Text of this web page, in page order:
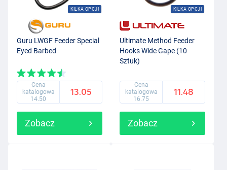
KILKA OPCJI
Guru LWGF Feeder Special
Eyed Barbed
Cena
katalogowa
14.50
13.05
Zobacz
KILKA OPCJI
Ultimate Method Feeder
Hooks Wide Gape (10
Sztuk)
Cena
katalogowa
16.75
11.48
Zobacz